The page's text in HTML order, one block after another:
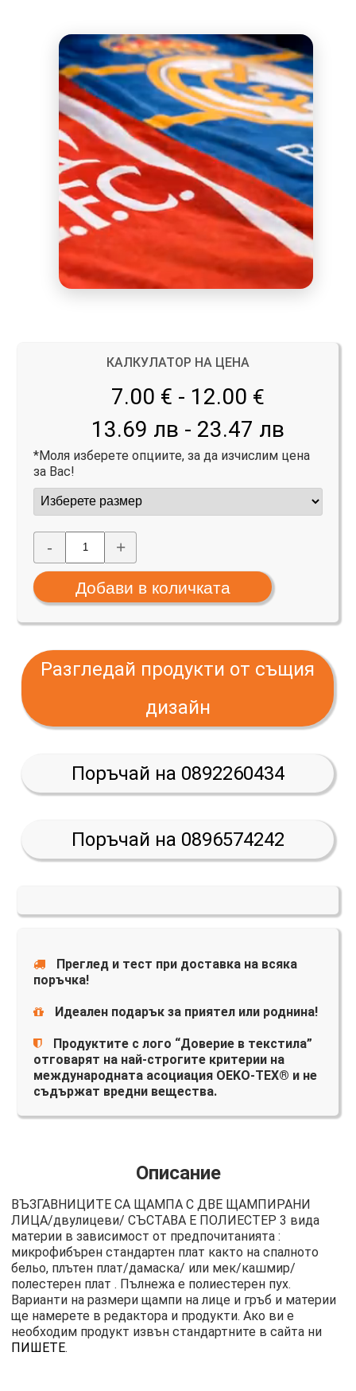
КАЛКУЛАТОР НА ЦЕНА
7.00 € - 12.00 €
13.69 лв - 23.47 лв
*Моля изберете опциите, за да изчислим цена
за Вас!
- +
Разгледай продукти от същия
дизайн
Поръчай на 0892260434
Поръчай на 0896574242
Преглед и тест при доставка на всяка
поръчка!
Идеален подарък за приятел или роднина!
Продуктите с лого “Доверие в текстила”
отговарят на най-строгите критерии на
международната асоциация OEKO-TEX® и не
съдържат вредни вещества.
Описание
ВЪЗГАВНИЦИТЕ СА ЩАМПА С ДВЕ ЩАМПИРАНИ
ЛИЦА/двулицеви/ СЪСТАВА Е ПОЛИЕСТЕР 3 вида
материи в зависимост от предпочитанията :
микрофибърен стандартен плат както на спалното
бельо, плътен плат/дамаска/ или мек/кашмир/
полестерен плат . Пълнежа е полиестерен пух.
Варианти на размери щампи на лице и гръб и материи
ще намерете в редактора и продукти. Ако ви е
необходим продукт извън стандартните в сайта ни
ПИШЕТЕ.